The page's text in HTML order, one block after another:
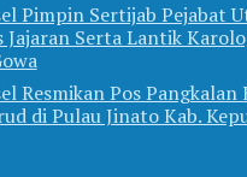
Pimpin Sertijab Pejabat
Jajaran Serta Lantik
Resmikan Pos Pangkalan
di Pulau Jinato Kab.